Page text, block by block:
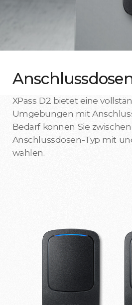
XPass D2 bietet eine
Umgebungen mit
Bedarf können Sie
Anschlussdosen-Typ mit
wählen.